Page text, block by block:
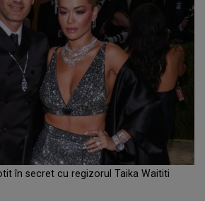
în secret cu regizorul Taika Waititi